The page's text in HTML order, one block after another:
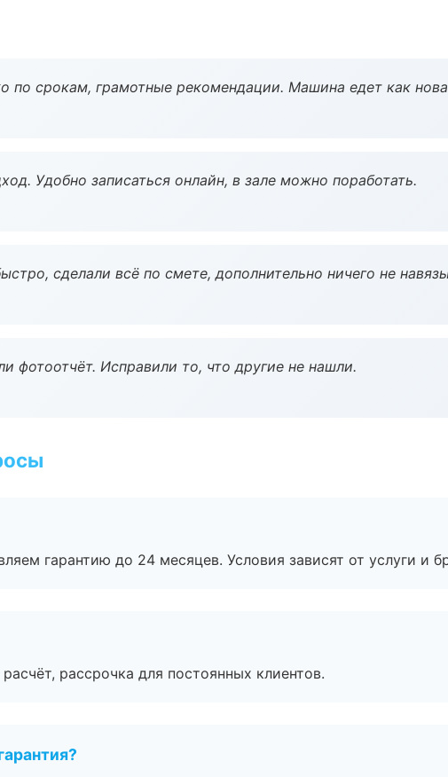
по срокам, грамотные рекомендации. Машина едет как
Удобно записаться онлайн, в зале можно поработать.
сделали всё по смете, дополнительно ничего не
фотоотчёт. Исправили то, что другие не нашли.
гарантию до 24 месяцев. Условия зависят от услуги и
рассрочка для постоянных клиентов.